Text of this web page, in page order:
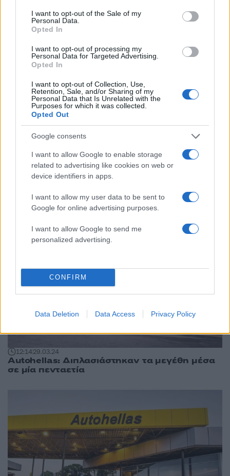
consent section.
I want to opt-out of the Sale of my
Personal Data.
Opted In
I want to opt-out of processing my
Personal Data for Targeted Advertising.
Opted In
I want to opt-out of Collection, Use,
Retention, Sale, and/or Sharing of my
Personal Data that Is Unrelated with the
Purposes for which it was collected.
Opted Out
Google consents
I want to allow Google to enable storage
related to advertising like cookies on web or
device identifiers in apps.
I want to allow my user data to be sent to
Google for online advertising purposes.
I want to allow Google to send me
personalized advertising.
CONFIRM
Data Deletion Data Access Privacy Policy
ομολογιακού δανείου
20:5222.05.24
Autohellas: Κατά 6% αυξήθηκαν τα κέρδη το
α’ τρίμηνο 2024
12:1429.03.24
Autohellas: Διπλασιάστηκαν τα μεγέθη μέσα
σε μία πενταετία